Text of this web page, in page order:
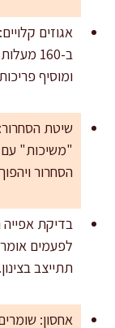
ב-160
ומוסיף
"משיכות" עם
הסחרור
בדיקת אפייה
לפעמים אומר
תתייצב בצינון.